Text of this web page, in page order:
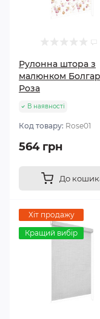
Рулонна штора з
малюнком
Роза
В наявності
Код товару: Rose01
564 грн
До
Хіт продажу
Кращий вибір